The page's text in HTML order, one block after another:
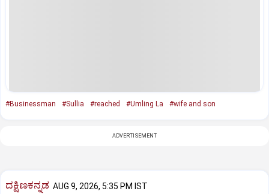
#Businessman #Sullia #reached #Umling La #wife and son
ADVERTISEMENT
ದಕ್ಷಿಣಕನ್ನಡ AUG 9, 2026, 5:35 PM IST